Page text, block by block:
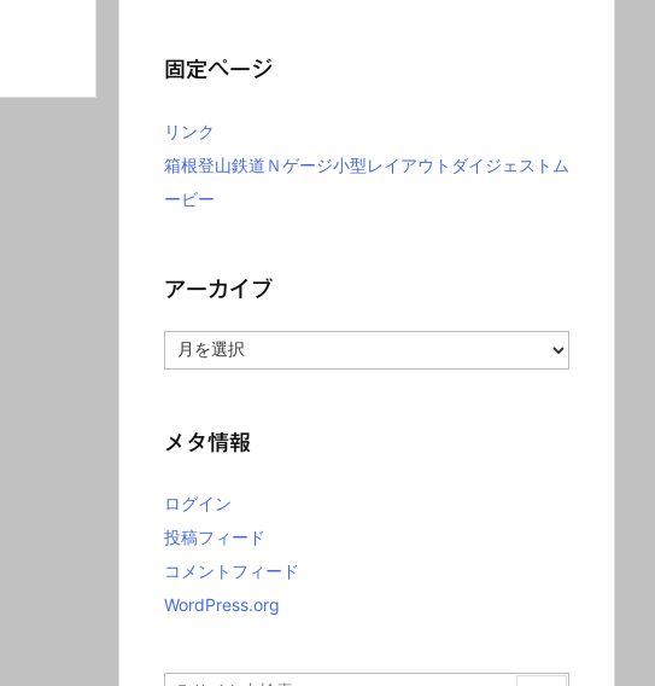
固定ページ
リンク
箱根登山鉄道Ｎゲージ小型レイアウトダイジェストム
ービー
アーカイブ
ー
ブ
メタ情報
ログイン
投稿フィード
コメントフィード
WordPress.org